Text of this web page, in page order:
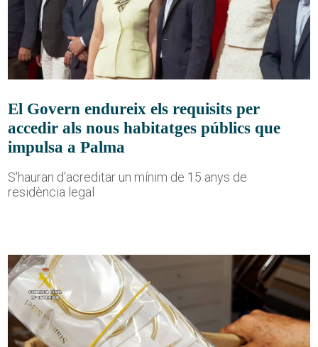
El Govern endureix els requisits per
accedir als nous habitatges públics que
impulsa a Palma
S'hauran d'acreditar un mínim de 15 anys de
residència legal